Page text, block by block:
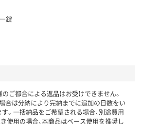
錠
のご都合による返品はお受けできません。
合は分納により完納までに追加の日数をい
。一括納品をご希望される場合、別途費用
使用の場合、本商品はベース使用を推奨し